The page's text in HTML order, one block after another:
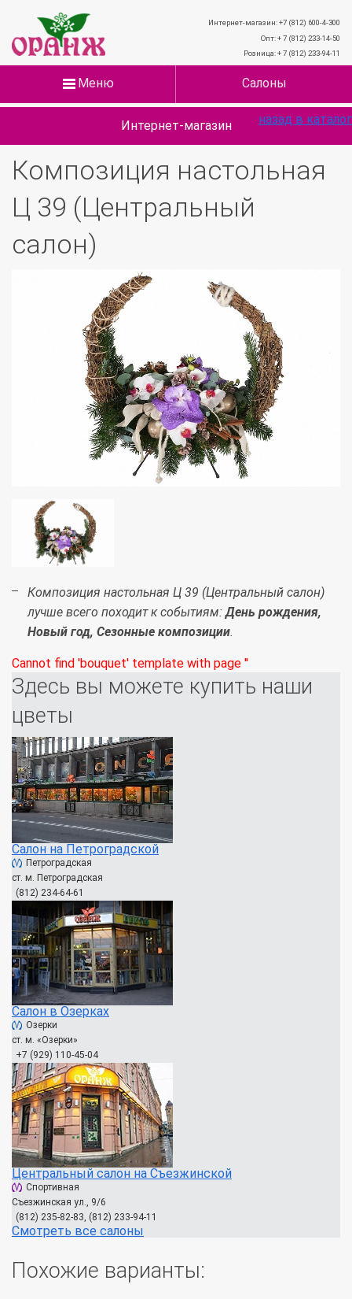
Интернет-магазин: +7 (812) 600-4-300
Опт: + 7 (812) 233-14-50
Розница: + 7 (812) 233-94-11
Меню Салоны
Интернет-магазин
Композиция настольная
Ц 39 (Центральный
салон)
назад в каталог
Композиция настольная Ц 39 (Центральный салон)
лучше всего походит к событиям:День рождения,
Новый год, Сезонные композиции.
Cannot find 'bouquet' template with page ''
Здесь вы можете купить наши
цветы
Салон на Петроградской
Петроградская
ст. м. Петроградская
(812) 234-64-61
Салон в Озерках
Озерки
ст. м. «Озерки»
+7 (929) 110-45-04
Центральный салон на Съезжинской
Спортивная
Съезжинская ул., 9/6
(812) 235-82-83, (812) 233-94-11
Смотреть все салоны
Похожие варианты: